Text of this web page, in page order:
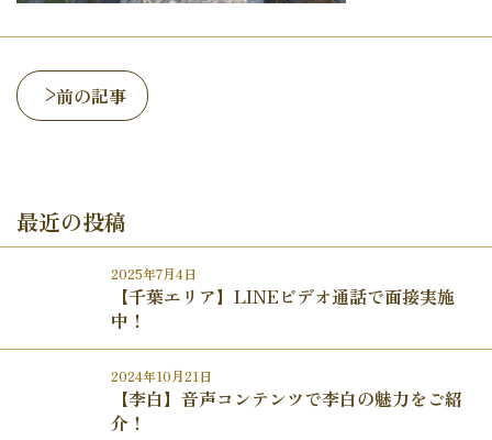
前の記事
最近の投稿
2025年7月4日
【千葉エリア】LINEビデオ通話で面接実施
中！
2024年10月21日
【李白】音声コンテンツで李白の魅力をご紹
介！